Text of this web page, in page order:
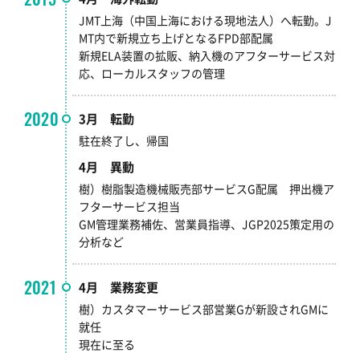
JMT上海（中国上海における現地法人）へ転勤。J
MT内で新規立ち上げとなるFPD部配属
新規ELA装置の拡販、納入機のアフターサービス対
応、ローカルスタッフの管理
2020 3月 転勤
駐在終了し、帰国
4月 異動
樹）樹脂製造機械販売部サービスG配属 押出機ア
フターサービス担当
GM管理業務補佐、営業員指導、JGP2025策定用の
分析など
2021 4月 業務変更
樹）カスタマーサービス部営業Gが新設されGMに
就任
現在に至る